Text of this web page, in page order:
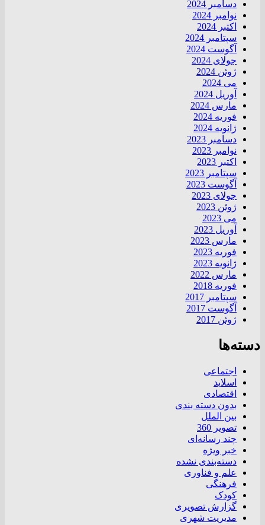
دسامبر 2024
نوامبر 2024
اکتبر 2024
سپتامبر 2024
آگوست 2024
جولای 2024
ژوئن 2024
می 2024
آوریل 2024
مارس 2024
فوریه 2024
ژانویه 2024
دسامبر 2023
نوامبر 2023
اکتبر 2023
سپتامبر 2023
آگوست 2023
جولای 2023
ژوئن 2023
می 2023
آوریل 2023
مارس 2023
فوریه 2023
ژانویه 2023
مارس 2022
فوریه 2018
سپتامبر 2017
آگوست 2017
ژوئن 2017
دسته‌ها
اجتماعی
اسلاید
اقتصادی
بدون دسته بندی
بین الملل
تصویر 360
چند رسانه‌ای
خبر ویژه
دسته‌بندی نشده
علم و فناوری
فرهنگی
کودک
گزارش تصویری
مدیریت شهری